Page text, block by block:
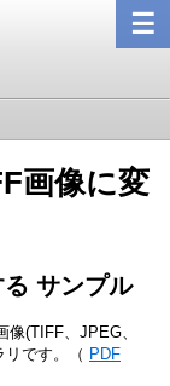
☰
画像に変
サンプル
像(TIFF、JPEG、
リです。（ PDF